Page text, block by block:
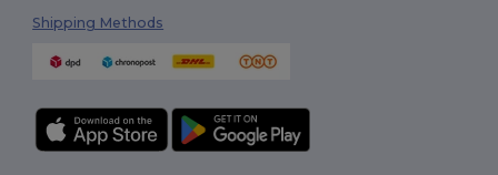
Shipping Methods